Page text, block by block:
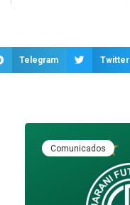
Telegram Twitter
Comunicados